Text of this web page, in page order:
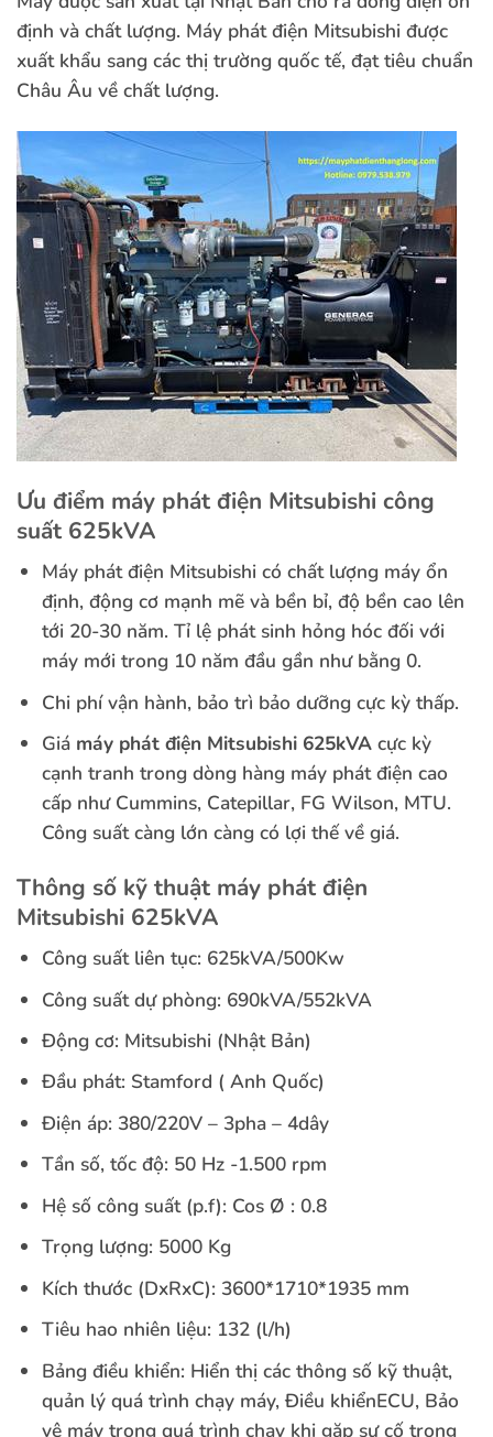
định và chất lượng. Máy phát điện Mitsubishi được
xuất khẩu sang các thị trường quốc tế, đạt tiêu chuẩn
Châu Âu về chất lượng.
Ưu điểm máy phát điện Mitsubishi công
suất 625kVA
Máy phát điện Mitsubishi có chất lượng máy ổn
định, động cơ mạnh mẽ và bền bỉ, độ bền cao lên
tới 20-30 năm. Tỉ lệ phát sinh hỏng hóc đối với
máy mới trong 10 năm đầu gần như bằng 0.
Chi phí vận hành, bảo trì bảo dưỡng cực kỳ thấp.
Giá máy phát điện Mitsubishi 625kVAcực kỳ
cạnh tranh trong dòng hàng máy phát điện cao
cấp như Cummins, Catepillar, FG Wilson, MTU.
Công suất càng lớn càng có lợi thế về giá.
Thông số kỹ thuật máy phát điện
Mitsubishi 625kVA
Công suất liên tục: 625kVA/500Kw
Công suất dự phòng: 690kVA/552kVA
Động cơ: Mitsubishi (Nhật Bản)
Đầu phát: Stamford ( Anh Quốc)
Điện áp: 380/220V – 3pha – 4dây
Tần số, tốc độ: 50 Hz -1.500 rpm
Hệ số công suất (p.f): Cos Ø : 0.8
Trọng lượng: 5000 Kg
Kích thước (DxRxC): 3600*1710*1935 mm
Tiêu hao nhiên liệu: 132 (l/h)
Bảng điều khiển: Hiển thị các thông số kỹ thuật,
quản lý quá trình chạy máy, Điều khiểnECU, Bảo
vệ máy trong quá trình chạy khi gặp sự cố trong